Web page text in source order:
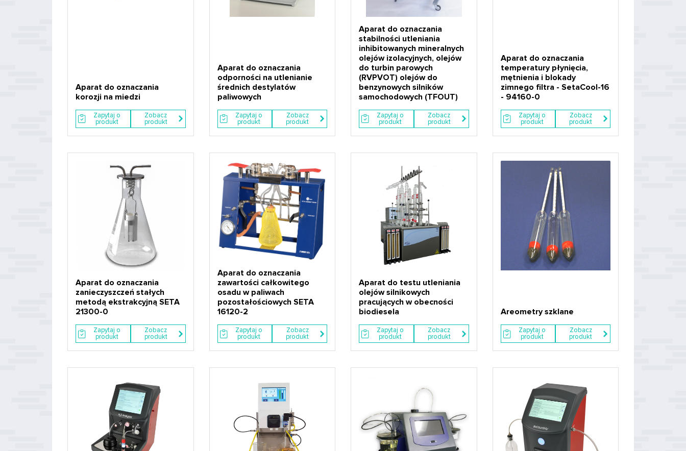
Aparat do oznaczania
korozji na miedzi
Zapytaj o
produkt
Zobacz
produkt
Aparat do oznaczania
odporności na utlenianie
średnich destylatów
paliwowych
Zapytaj o
produkt
Zobacz
produkt
Aparat do oznaczania
stabilności utleniania
inhibitowanych mineralnych
olejów izolacyjnych, olejów
do turbin parowych
(RVPVOT) olejów do
benzynowych silników
samochodowych (TFOUT)
Zapytaj o
produkt
Zobacz
produkt
Aparat do oznaczania
temperatury płynięcia,
mętnienia i blokady
zimnego filtra - SetaCool-16
- 94160-0
Zapytaj o
produkt
Zobacz
produkt
Aparat do oznaczania
zanieczyszczeń stałych
metodą ekstrakcyjną SETA
21300-0
Zapytaj o
produkt
Zobacz
produkt
Aparat do oznaczania
zawartości całkowitego
osadu w paliwach
pozostałościowych SETA
16120-2
Zapytaj o
produkt
Zobacz
produkt
Aparat do testu utleniania
olejów silnikowych
pracujących w obecności
biodiesela
Zapytaj o
produkt
Zobacz
produkt
Areometry szklane
Zapytaj o
produkt
Zobacz
produkt